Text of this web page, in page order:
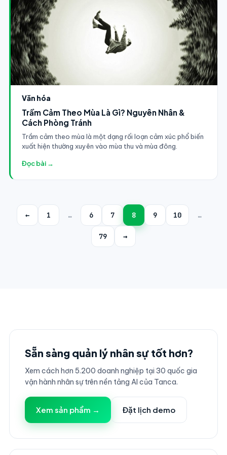
Văn hóa
Trầm Cảm Theo Mùa Là Gì? Nguyên Nhân &
Cách Phòng Tránh
Trầm cảm theo mùa là một dạng rối loạn cảm xúc phổ biến
xuất hiện thường xuyên vào mùa thu và mùa đông.
Đọc bài →
← 1 … 6 7 8 9 10 …
79 →
Sẵn sàng quản lý nhân sự tốt hơn?
Xem cách hơn 5.200 doanh nghiệp tại 30 quốc gia
vận hành nhân sự trên nền tảng AI của Tanca.
Xem sản phẩm → Đặt lịch demo